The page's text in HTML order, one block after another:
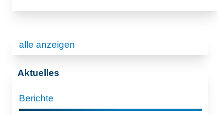
alle anzeigen
Aktuelles
Berichte